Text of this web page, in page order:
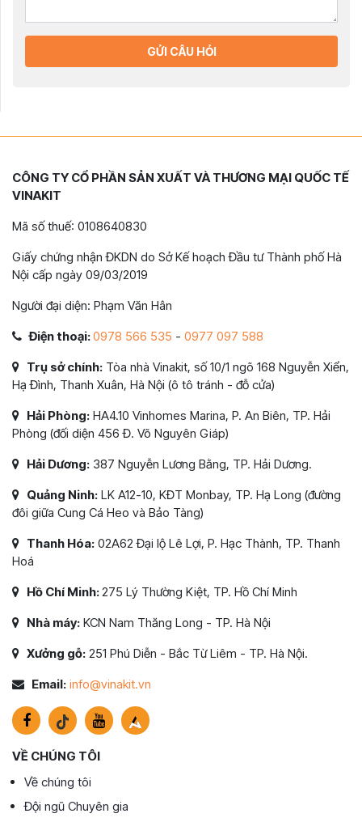
GỬI CÂU HỎI
CÔNG TY CỔ PHẦN SẢN XUẤT VÀ THƯƠNG MẠI QUỐC TẾ
VINAKIT
Mã số thuế: 0108640830
Giấy chứng nhận ĐKDN do Sở Kế hoạch Đầu tư Thành phố Hà
Nội cấp ngày 09/03/2019
Người đại diện: Phạm Văn Hân
Điện thoại:0978 566 535 - 0977 097 588
Trụ sở chính: Tòa nhà Vinakit, số 10/1 ngõ 168 Nguyễn Xiển,
Hạ Đình, Thanh Xuân, Hà Nội (ô tô tránh - đỗ cửa)
Hải Phòng: HA4.10 Vinhomes Marina, P. An Biên, TP. Hải
Phòng (đối diện 456 Đ. Võ Nguyên Giáp)
Hải Dương: 387 Nguyễn Lương Bằng, TP. Hải Dương.
Quảng Ninh: LK A12-10, KĐT Monbay, TP. Hạ Long (đường
đôi giữa Cung Cá Heo và Bảo Tàng)
Thanh Hóa: 02A62 Đại lộ Lê Lợi, P. Hạc Thành, TP. Thanh
Hoá
Hồ Chí Minh:275 Lý Thường Kiệt, TP. Hồ Chí Minh
Nhà máy: KCN Nam Thăng Long - TP. Hà Nội
Xưởng gỗ: 251 Phú Diễn - Bắc Từ Liêm - TP. Hà Nội.
Email: info@vinakit.vn
VỀ CHÚNG TÔI
Về chúng tôi
Đội ngũ Chuyên gia